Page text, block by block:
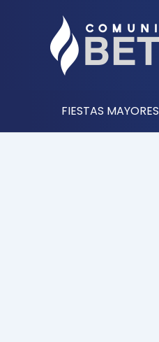
FIESTAS MAYORES